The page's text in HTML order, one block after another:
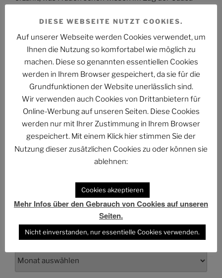
Der Stand der Dinge beim QUADRUVIUM CLUB
ASTROCOHORS SOLAR: FUTUR IMPERATIV
DAS PHANTASTISCHE PROJEKT – Hinein, hindurch
und darüber hinaus…
Abmahnung gegen BKM: Buchhandlung geht rechtlich
gegen Interview-Äußerungen des
Kulturstaatsministers vor
The Billion Dollar Man – The Last Laugh Syndicate –
ARCHIV
Archiv
DIESE WEBSEITE NUTZT COOKIES.
Auf unserer Webseite werden Cookies verwendet, um
Ihnen die Nutzung so komfortabel wie möglich zu
machen. Diese so genannten essentiellen Cookies
werden in Ihrem Browser gespeichert, da sie für die
Grundfunktionen der Website unerlässlich sind.
Wir verwenden auch Cookies von Drittanbietern für
Online-Werbung auf unseren Seiten. Diese Cookies
werden nur mit Ihrer Zustimmung in Ihrem Browser
gespeichert. Mit einem Klick hier stimmen Sie der
Nutzung dieser zusätzlichen Cookies zu oder können sie
ablehnen:
Cookies akzeptieren
Mehr Infos über den Gebrauch von Cookies auf unseren
Seiten.
Nicht einverstanden, nur essentielle Cookies verwenden.